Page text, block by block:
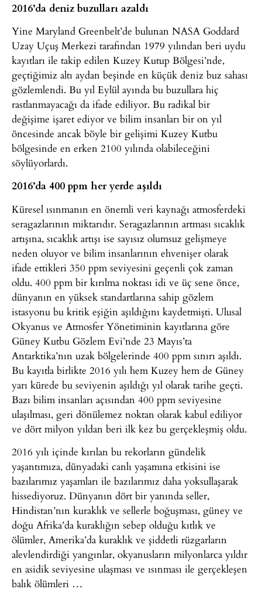
2016’da deniz buzulları azaldı
Yine Maryland Greenbelt’de bulunan NASA Goddard
Uzay Uçuş Merkezi tarafından 1979 yılından beri uydu
kayıtları ile takip edilen Kuzey Kutup Bölgesi’nde,
geçtiğimiz altı aydan beşinde en küçük deniz buz sahası
gözlemlendi. Bu yıl Eylül ayında bu buzullara hiç
rastlanmayacağı da ifade ediliyor. Bu radikal bir
değişime işaret ediyor ve bilim insanları bir on yıl
öncesinde ancak böyle bir gelişimi Kuzey Kutbu
bölgesinde en erken 2100 yılında olabileceğini
söylüyorlardı.
2016’da 400 ppm her yerde aşıldı
Küresel ısınmanın en önemli veri kaynağı atmosferdeki
seragazlarının miktarıdır. Seragazlarının artması sıcaklık
artışına, sıcaklık artışı ise sayısız olumsuz gelişmeye
neden oluyor ve bilim insanlarının ehvenişer olarak
ifade ettikleri 350 ppm seviyesini geçenli çok zaman
oldu. 400 ppm bir kırılma noktası idi ve üç sene önce,
dünyanın en yüksek standartlarına sahip gözlem
istasyonu bu kritik eşiğin aşıldığını kaydetmişti. Ulusal
Okyanus ve Atmosfer Yönetiminin kayıtlarına göre
Güney Kutbu Gözlem Evi’nde 23 Mayıs’ta
Antarktika’nın uzak bölgelerinde 400 ppm sınırı aşıldı.
Bu kayıtla birlikte 2016 yılı hem Kuzey hem de Güney
yarı kürede bu seviyenin aşıldığı yıl olarak tarihe geçti.
Bazı bilim insanları açısından 400 ppm seviyesine
ulaşılması, geri dönülemez noktan olarak kabul ediliyor
ve dört milyon yıldan beri ilk kez bu gerçekleşmiş oldu.
2016 yılı içinde kırılan bu rekorların gündelik
yaşantımıza, dünyadaki canlı yaşamına etkisini ise
bazılarımız yaşamları ile bazılarımız daha yoksullaşarak
hissediyoruz. Dünyanın dört bir yanında seller,
Hindistan’nın kuraklık ve sellerle boğuşması, güney ve
doğu Afrika’da kuraklığın sebep olduğu kıtlık ve
ölümler, Amerika’da kuraklık ve şiddetli rüzgarların
alevlendirdiği yangınlar, okyanusların milyonlarca yıldır
en asidik seviyesine ulaşması ve ısınması ile gerçekleşen
balık ölümleri …